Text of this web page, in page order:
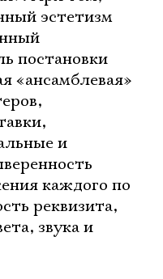
эстетизм
постановки
«ансамблевая»
и
каждого по
реквизита,
звука и